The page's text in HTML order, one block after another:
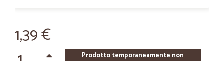
1,39 €
Prodotto temporaneamente non